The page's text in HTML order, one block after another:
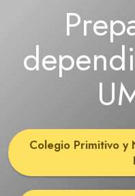
Colegio Primitivo y